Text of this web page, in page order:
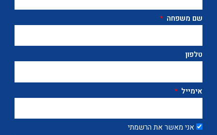
שם משפחה
טלפון
אימייל
אני מאשר את הרשמתי